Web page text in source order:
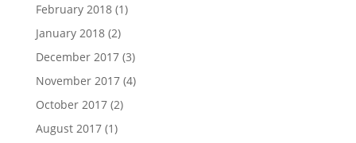
February 2018(1)
January 2018(2)
December 2017(3)
November 2017(4)
October 2017(2)
August 2017(1)